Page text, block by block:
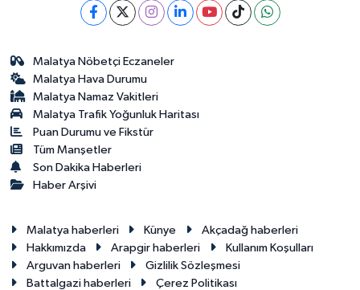
Malatya Nöbetçi Eczaneler
Malatya Hava Durumu
Malatya Namaz Vakitleri
Malatya Trafik Yoğunluk Haritası
Puan Durumu ve Fikstür
Tüm Manşetler
Son Dakika Haberleri
Haber Arşivi
Malatya haberleri Künye
Akçadağ haberleri
Hakkımızda
Arapgir haberleri
Kullanım Koşulları
Arguvan haberleri
Gizlilik Sözleşmesi
Battalgazi haberleri
Çerez Politikası